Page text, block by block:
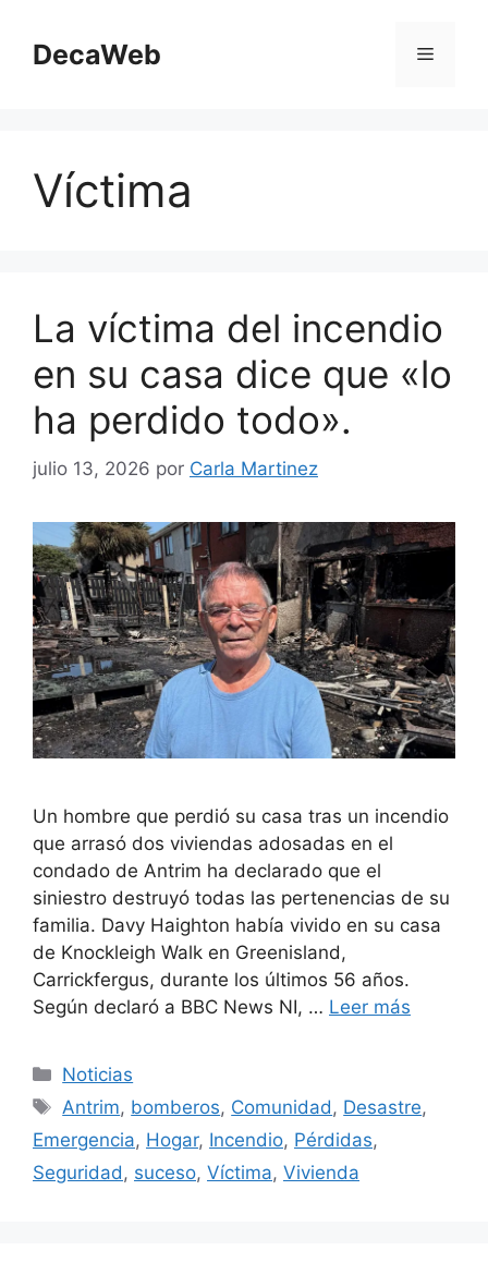
contenido
DecaWeb Menú
Víctima
La víctima del incendio
en su casa dice que «lo
ha perdido todo».
julio 13, 2026 por Carla Martinez
Un hombre que perdió su casa tras un incendio
que arrasó dos viviendas adosadas en el
condado de Antrim ha declarado que el
siniestro destruyó todas las pertenencias de su
familia. Davy Haighton había vivido en su casa
de Knockleigh Walk en Greenisland,
Carrickfergus, durante los últimos 56 años.
Según declaró a BBC News NI, … Leer más
Categorías
Noticias
Etiquetas
Antrim, bomberos, Comunidad, Desastre,
Emergencia, Hogar, Incendio, Pérdidas,
Seguridad, suceso, Víctima, Vivienda